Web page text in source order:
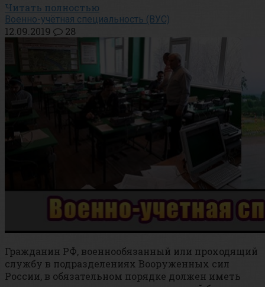
Читать полностью
Военно-учётная специальность (ВУС)
12.09.2019 28
Гражданин РФ, военнообязанный или проходящий
службу в подразделениях Вооруженных сил
России, в обязательном порядке должен иметь